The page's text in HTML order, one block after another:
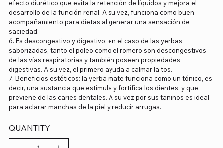
efecto diurético que evita la retención de líquidos y mejora el
desarrollo de la función renal. A su vez, funciona como buen
acompañamiento para dietas al generar una sensación de
saciedad.
6. Es descongestivo y digestivo: en el caso de las yerbas
saborizadas, tanto el poleo como el romero son descongestivos
de las vías respiratorias y también poseen propiedades
digestivas. A su vez, el primero ayuda a calmar la tos.
7. Beneficios estéticos: la yerba mate funciona como un tónico, es
decir, una sustancia que estimula y fortifica los dientes, y que
previene de las caries dentales. A su vez por sus taninos es ideal
para aclarar manchas de la piel y reducir arrugas.
QUANTITY